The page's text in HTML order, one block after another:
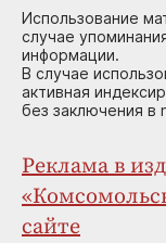
Использование
случае
информации.
В случае
активная
без заключения в
Реклама в
сайте